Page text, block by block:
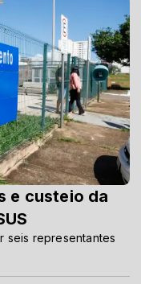
e custeio da
seis representantes